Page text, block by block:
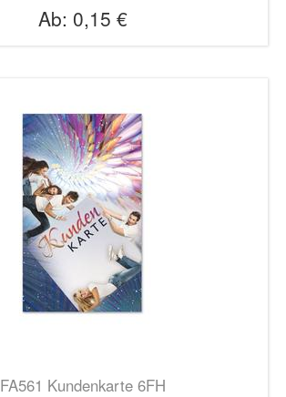
Ab: 0,15 €
FA561 Kundenkarte 6FH